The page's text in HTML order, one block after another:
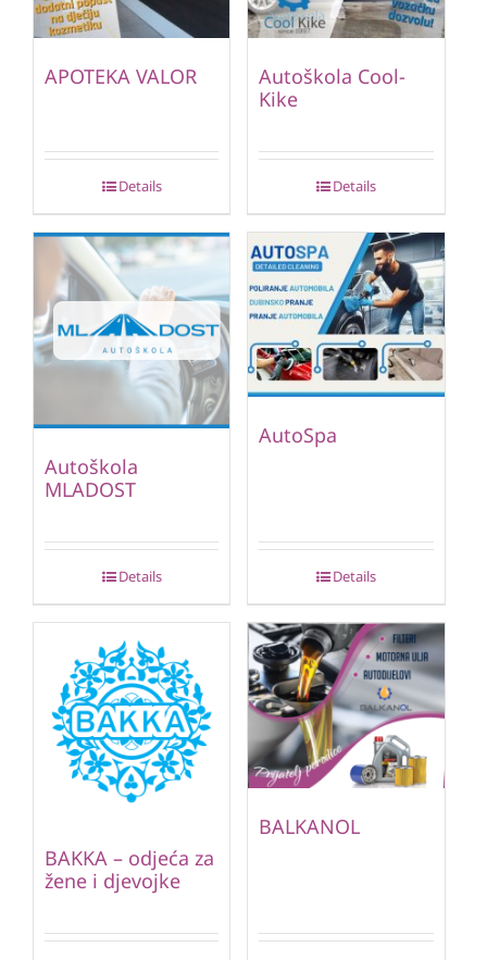
APOTEKA VALOR
Details
Autoškola Cool-
Kike
Details
Autoškola
MLADOST
Details
AutoSpa
Details
BAKKA – odjeća za
žene i djevojke
BALKANOL